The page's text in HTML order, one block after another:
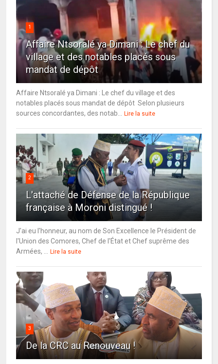
1
Affaire Ntsoralé ya Dimani : Le chef du
village et des notables placés sous
mandat de dépôt
Affaire Ntsoralé ya Dimani : Le chef du village et des
notables placés sous mandat de dépôt Selon plusieurs
sources concordantes, des notab...
Lire la suite
2
L'attaché de Défense de la République
française à Moroni distingué !
J'ai eu l'honneur, au nom de Son Excellence le Président de
l'Union des Comores, Chef de l'État et Chef suprême des
Armées, ...
Lire la suite
3
De la CRC au Renouveau !